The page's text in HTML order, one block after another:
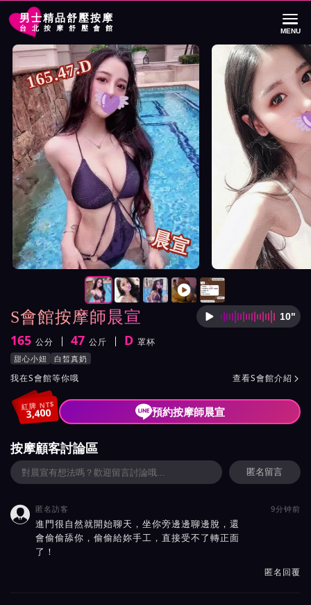
男士精品舒壓按摩
台北按摩舒壓會館 MENU
首頁 S會館按摩師晨宣詳細介紹
S會館按摩師晨宣 按摩師
10"
身高
165 公分
體重 47 公斤
罩杯 D 罩杯
按摩師晨宣服務風格與特色
甜心小妞 白皙真奶
按摩師晨宣所屬按摩會館介紹與班表
我在S會館等你哦 查看S會館介紹 
紅牌 NT$
3,400 預約按摩師晨宣
S會館按摩師晨宣照片展示與影片介紹
晨宣
165.47.D
按摩師晨宣照片展示與影片介紹及客戶評價截屏展示
按摩顧客討論區
匿名留言
 匿名訪客 9分钟前
進門很自然就開始聊天，坐你旁邊邊聊邊脫，還
會偷偷舔你，偷偷給妳手工，直接受不了轉正面
了！
匿名回覆